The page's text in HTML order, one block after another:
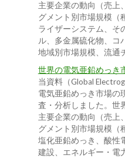
主要企業の動向（売上
グメント別市場規模（
ライザーシステム、そ
ル、多金属硫化物、コ
地域別市場規模、流通
世界の電気亜鉛めっき
当資料（Global
電気亜鉛めっき市場の
査・分析しました。世
主要企業の動向（売上
グメント別市場規模（
塩化亜鉛めっき、酸性
建設、エネルギー・電